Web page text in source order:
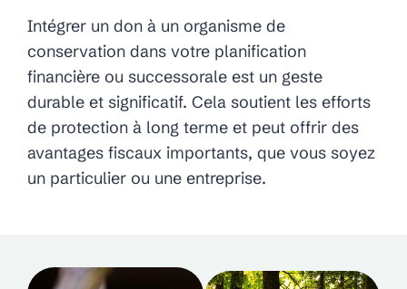
Intégrer un don à un organisme de
conservation dans votre planification
financière ou successorale est un geste
durable et significatif. Cela soutient les efforts
de protection à long terme et peut offrir des
avantages fiscaux importants, que vous soyez
un particulier ou une entreprise.